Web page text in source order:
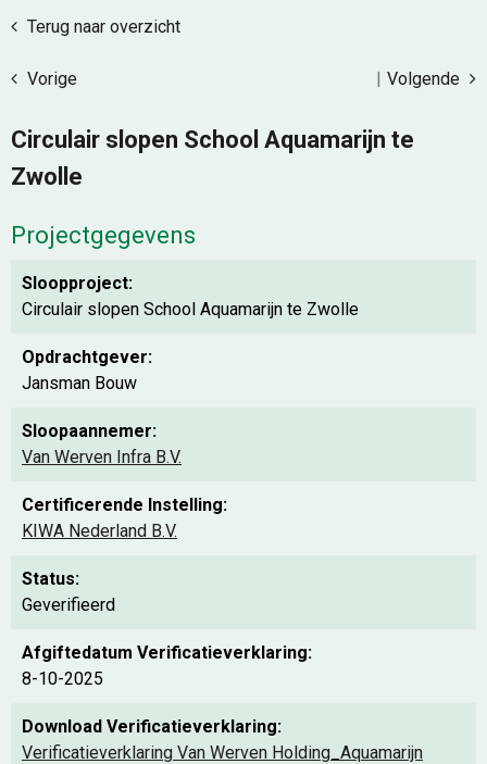
Terug naar overzicht
Volgende
|
Vorige
Circulair slopen School Aquamarijn te
Zwolle
Projectgegevens
Sloopproject:
Circulair slopen School Aquamarijn te Zwolle
Opdrachtgever:
Jansman Bouw
Sloopaannemer:
Van Werven Infra B.V.
Certificerende Instelling:
KIWA Nederland B.V.
Status:
Geverifieerd
Afgiftedatum Verificatieverklaring:
8-10-2025
Download Verificatieverklaring:
Verificatieverklaring Van Werven Holding_Aquamarijn